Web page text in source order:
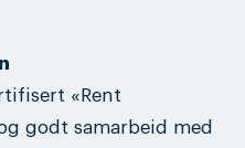
«Rent
godt samarbeid med